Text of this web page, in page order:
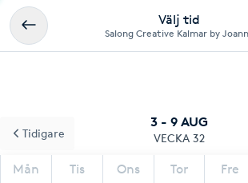
Välj tid
Salong Creative Kalmar by
3 - 9 AUG
VECKA 32
Mån Tis Ons Tor Fre
Tidigare